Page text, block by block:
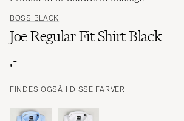
BOSS BLACK
Joe Regular Fit Shirt Black
,-
FINDES OGSÅ I DISSE FARVER